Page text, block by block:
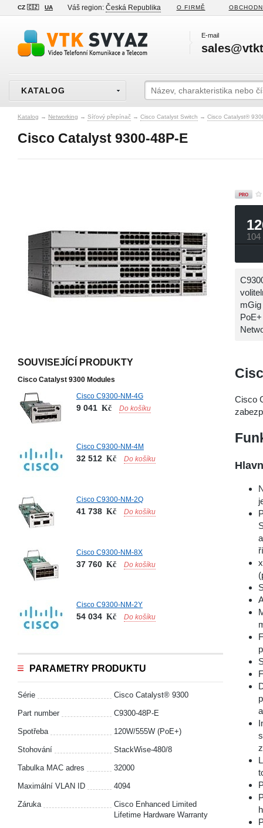
CZ 🇨🇿 UA Váš region: Česká Republika O FIRMĚ
E-mail
KATALOG
Katalog → Networking → Síťový přepínač → Cisco Catalyst Switch → Cisco Catalyst®
Cisco Catalyst 9300-48P-E
SOUVISEJÍCÍ PRODUKTY
Cisco Catalyst 9300 Modules
Cisco C9300-NM-4G
9 041 Kč Do košíku
Cisco C9300-NM-4M
32 512 Kč Do košíku
Cisco C9300-NM-2Q
41 738 Kč Do košíku
Cisco C9300-NM-8X
37 760 Kč Do košíku
Cisco C9300-NM-2Y
54 034 Kč Do košíku
PARAMETRY PRODUKTU
Série Cisco Catalyst® 9300
Part number C9300-48P-E
Spotřeba 120W/555W (PoE+)
Stohování StackWise-480/8
Tabulka MAC adres 32000
Maximální VLAN ID 4094
Záruka
Cisco Enhanced Limited
Lifetime Hardware Warranty
Cisco